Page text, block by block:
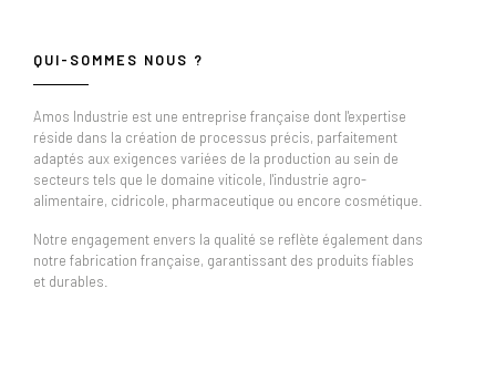
QUI-SOMMES NOUS ?
Amos Industrie est une entreprise française dont l'expertise
réside dans la création de processus précis, parfaitement
adaptés aux exigences variées de la production au sein de
secteurs tels que le domaine viticole, l'industrie agro-
alimentaire, cidricole, pharmaceutique ou encore cosmétique.
Notre engagement envers la qualité se reflète également dans
notre fabrication française, garantissant des produits fiables
et durables.